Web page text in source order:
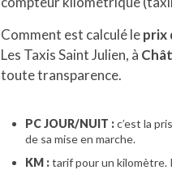
Comment est calculé leprix
Les Taxis Saint Julien, à
toute transparence.
PC JOUR/NUIT :c’est la
de sa mise en marche.
KM :tarif pour un kilomètre.